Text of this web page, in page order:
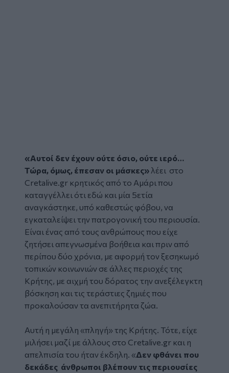
«Αυτοί δεν έχουν ούτε όσιο, ούτε ιερό…
Τώρα, όμως, έπεσαν οι μάσκες» λέει στο
Cretalive.gr κρητικός από το Αμάρι που
καταγγέλλει ότι εδώ και μία 5ετία
αναγκάστηκε, υπό καθεστώς φόβου, να
εγκαταλείψει την πατρογονική του περιουσία.
Είναι ένας από τους ανθρώπους που είχε
ζητήσει απεγνωσμένα βοήθεια και πριν από
περίπου δύο χρόνια, με αφορμή τον ξεσηκωμό
τοπικών κοινωνιών σε άλλες περιοχές της
Κρήτης, με αιχμή του δόρατος την ανεξέλεγκτη
βόσκηση και τις τεράστιες ζημιές που
προκαλούσαν τα ανεπιτήρητα ζώα.
Αυτή η μεγάλη «πληγή» της Κρήτης. Τότε, είχε
μιλήσει μαζί με άλλους στο Cretalive.gr και η
απελπισία του ήταν έκδηλη. «Δεν φθάνει που
δεκάδες άνθρωποι βλέπουν τις περιουσίες